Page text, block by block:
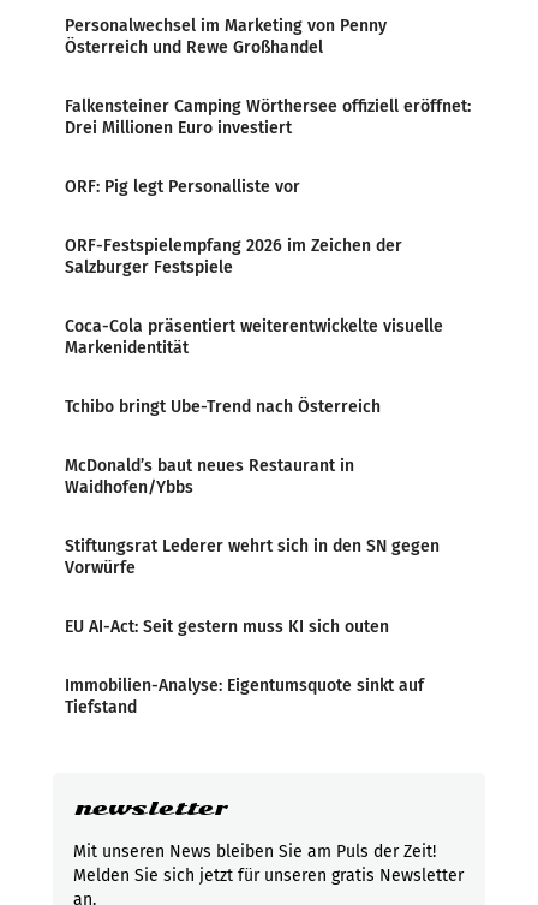
Personalwechsel im Marketing von Penny
Österreich und Rewe Großhandel
Falkensteiner Camping Wörthersee offiziell eröffnet:
Drei Millionen Euro investiert
ORF: Pig legt Personalliste vor
ORF-Festspielempfang 2026 im Zeichen der
Salzburger Festspiele
Coca-Cola präsentiert weiterentwickelte visuelle
Markenidentität
Tchibo bringt Ube-Trend nach Österreich
McDonald’s baut neues Restaurant in
Waidhofen/Ybbs
Stiftungsrat Lederer wehrt sich in den SN gegen
Vorwürfe
EU AI-Act: Seit gestern muss KI sich outen
Immobilien-Analyse: Eigentumsquote sinkt auf
Tiefstand
newsletter
Mit unseren News bleiben Sie am Puls der Zeit!
Melden Sie sich jetzt für unseren gratis Newsletter
an.